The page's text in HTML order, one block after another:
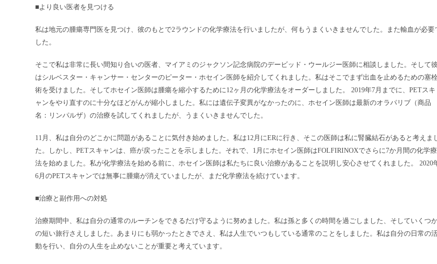
■より良い医者を見つける
私は地元の腫瘍専門医を見つけ、彼のもとで2ラウンドの化学療法を行いましたが、何もうまくいきませんでした。また輸血が必要
した。
そこで私は非常に長い間知り合いの医者、マイアミのジャクソン記念病院のデービッド・ウールジー医師に相談しました。そして彼
はシルベスター・キャンサー・センターのピーター・ホセイン医師を紹介してくれました。私はそこでまず出血を止めるための塞
術を受けました。そしてホセイン医師は腫瘍を縮小するために12ヶ月の化学療法をオーダーしました。 2019年7月までに、PETスキ
ャンをやり直すのに十分なほどがんが縮小しました。私には遺伝子変異がなかったのに、ホセイン医師は最新のオラパリブ（商品
名：リンパルザ）の治療を試してくれましたが、うまくいきませんでした。
11 月、私は自分のどこかに問題があることに気付き始めました。私は12月にERに行き、そこの医師は私に腎臓結石があると考えま
た。しかし、PETスキャンは、癌が戻ったことを示しました。それで、1月にホセイン医師はFOLFIRINOXでさらに7か月間の化学療
法を始めました。私が化学療法を始める前に、ホセイン医師は私たちに良い治療があることを説明し安心させてくれました。 2020
6月のPETスキャンでは無事に腫瘍が消えていましたが、まだ化学療法を続けています。
■治療と副作用への対処
治療期間中、私は自分の通常のルーチンをできるだけ守るように努めました。私は孫と多くの時間を過ごしました、そしていくつ
の短い旅行さえしました。あまりにも弱かったときでさえ、私は人生でいつもしている通常のことをしました。私は自分の日常の
動を行い、自分の人生を止めないことが重要と考えています。